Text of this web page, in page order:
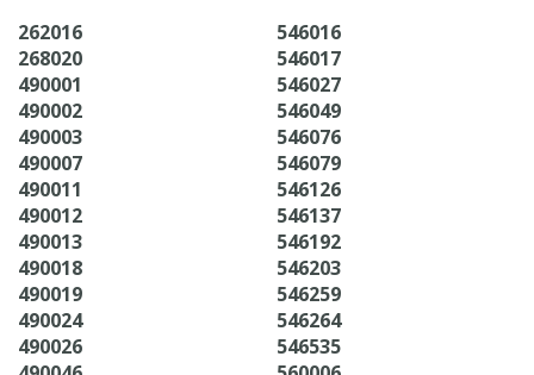
262016
268020
490001
490002
490003
490007
490011
490012
490013
490018
490019
490024
490026
546016
546017
546027
546049
546076
546079
546126
546137
546192
546203
546259
546264
546535